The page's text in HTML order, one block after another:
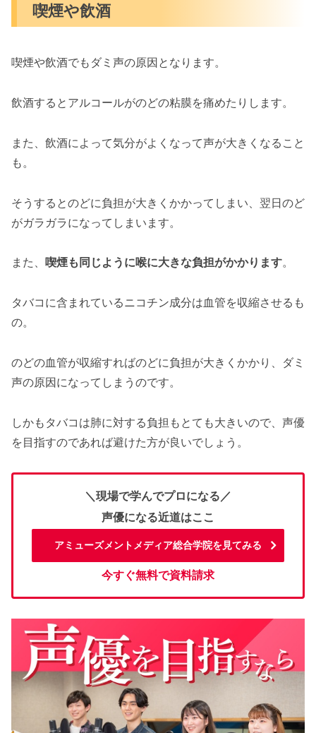
喫煙や飲酒
喫煙や飲酒でもダミ声の原因となります。
飲酒するとアルコールがのどの粘膜を痛めたりします。
また、飲酒によって気分がよくなって声が大きくなること
も。
そうするとのどに負担が大きくかかってしまい、翌日のど
がガラガラになってしまいます。
また、 喫煙も同じように喉に大きな負担がかかります。
タバコに含まれているニコチン成分は血管を収縮させるも
の。
のどの血管が収縮すればのどに負担が大きくかかり、ダミ
声の原因になってしまうのです。
しかもタバコは肺に対する負担もとても大きいので、声優
を目指すのであれば避けた方が良いでしょう。
＼現場で学んでプロになる／
声優になる近道はここ
アミューズメントメディア総合学院を見てみる
今すぐ無料で資料請求